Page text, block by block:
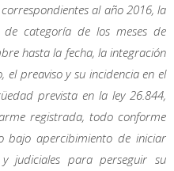
al año 2016, la
categoría de los meses de
hasta la fecha, la integración
el preaviso y su incidencia en el
prevista en la ley 26.844,
registrada, todo conforme
bajo apercibimiento de iniciar
y judiciales para perseguir su